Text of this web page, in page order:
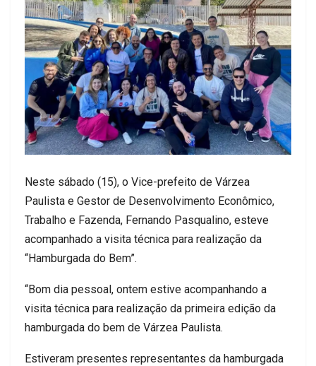
Neste sábado (15), o Vice-prefeito de Várzea
Paulista e Gestor de Desenvolvimento Econômico,
Trabalho e Fazenda, Fernando Pasqualino, esteve
acompanhado a visita técnica para realização da
“Hamburgada do Bem”.
“Bom dia pessoal, ontem estive acompanhando a
visita técnica para realização da primeira edição da
hamburgada do bem de Várzea Paulista.
Estiveram presentes representantes da hamburgada